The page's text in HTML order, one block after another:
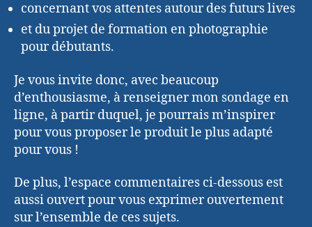
concernant vos attentes autour des futurs lives
et du projet de formation en photographie
pour débutants.
Je vous invite donc, avec beaucoup
d’enthousiasme, à renseigner mon sondage en
ligne, à partir duquel, je pourrais m’inspirer
pour vous proposer le produit le plus adapté
pour vous !
De plus, l’espace commentaires ci-dessous est
aussi ouvert pour vous exprimer ouvertement
sur l’ensemble de ces sujets.